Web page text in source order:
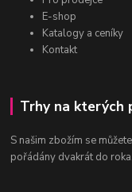
E-shop
Katalogy a ceníky
Kontakt
Trhy na kterých
S našim zbožím se
pořádány dvakrát do roka.